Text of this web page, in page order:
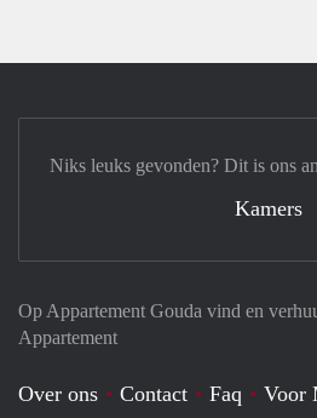
Op Appartement Gouda vind en
Appartement
Over ons Contact Faq Voor
Niks leuks gevonden? Dit is ons
Kamers